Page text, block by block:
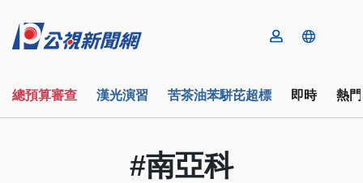
總預算審查 漢光演習 苦茶油苯駢芘超標 即時 熱
#南亞科